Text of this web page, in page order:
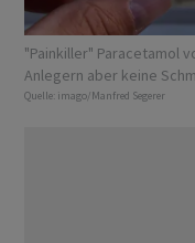
"Painkiller" Paracetamol
Anlegern aber keine
Quelle: imago/Manfred Segerer